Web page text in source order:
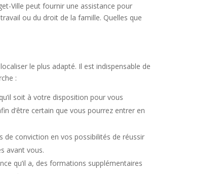
Ville peut fournir une assistance pour
ou du droit de la famille. Quelles que
le plus adapté. Il est indispensable de
:
soit à votre disposition pour vous
d’être certain que vous pourrez entrer en
de conviction en vos possibilités de réussir
avant vous.
qu’il a, des formations supplémentaires